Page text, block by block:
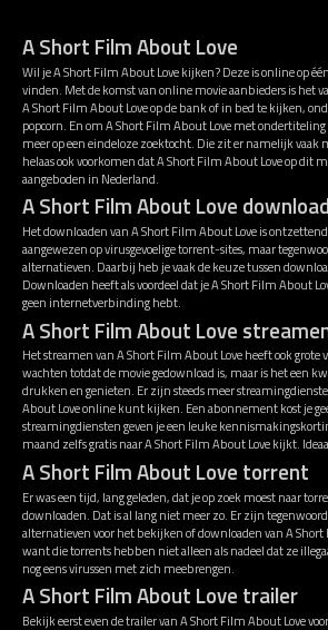
A Short Film About Love
Wil je A Short Film About Love kijken? Deze is online op
vinden. Met de komst van online movie aanbieders is het
A Short Film About Love op de bank of in bed te kijken,
popcorn. En om A Short Film About Love met
meer op een eindeloze zoektocht. Die zit er namelijk vaak
helaas ook voorkomen dat A Short Film About Love op dit
aangeboden in Nederland.
A Short Film About Love
Het downloaden van A Short Film About Love is
aangewezen op virusgevoelige torrent-sites, maar
alternatieven. Daarbij heb je vaak de keuze tussen
Downloaden heeft als voordeel dat je A Short Film About
geen internetverbinding hebt.
A Short Film About Love
Het streamen van A Short Film About Love heeft ook grote
wachten totdat de movie gedownload is, maar is het een
drukken en genieten. Er zijn steeds meer
About Love online kunt kijken. Een abonnement kost je
streamingdiensten geven je een leuke
maand zelfs gratis naar A Short Film About Love kijkt.
A Short Film About Love torrent
Er was een tijd, lang geleden, dat je op zoek moest naar
downloaden. Dat is al lang niet meer zo. Er zijn
alternatieven voor het bekijken of downloaden van A
want die torrents hebben niet alleen als nadeel dat ze
nog eens virussen met zich meebrengen.
A Short Film About Love trailer
Bekijk eerst even de trailer van A Short Film About Love